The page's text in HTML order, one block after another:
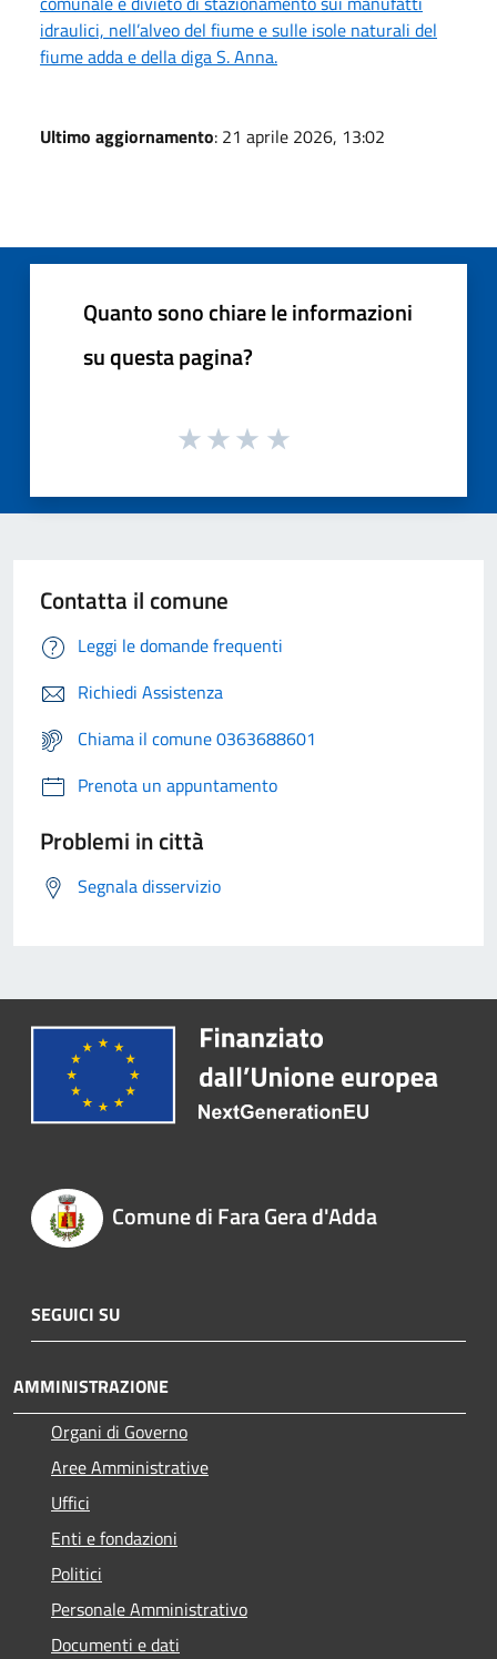
idraulici, nell’alveo del fiume e sulle isole naturali del
fiume adda e della diga S. Anna.
Ultimo aggiornamento: 21 aprile 2026, 13:02
Quanto sono chiare le informazioni
su questa pagina?
Contatta il comune
Leggi le domande frequenti
Richiedi Assistenza
Chiama il comune 0363688601
Prenota un appuntamento
Problemi in città
Segnala disservizio
Comune di Fara Gera d'Adda
SEGUICI SU
AMMINISTRAZIONE
Organi di Governo
Aree Amministrative
Uffici
Enti e fondazioni
Politici
Personale Amministrativo
Documenti e dati